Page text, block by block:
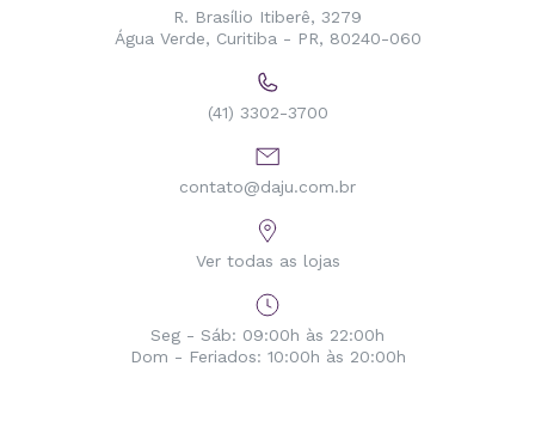
R. Brasílio Itiberê, 3279
Água Verde, Curitiba - PR, 80240-060
(41) 3302-3700
contato@daju.com.br
Ver todas as lojas
Seg - Sáb: 09:00h às 22:00h
Dom - Feriados: 10:00h às 20:00h